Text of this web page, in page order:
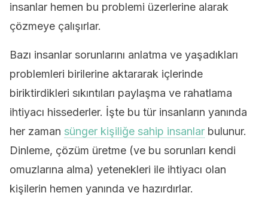
insanlar hemen bu problemi üzerlerine alarak
çözmeye çalışırlar.
Bazı insanlar sorunlarını anlatma ve yaşadıkları
problemleri birilerine aktararak içlerinde
biriktirdikleri sıkıntıları paylaşma ve rahatlama
ihtiyacı hissederler. İşte bu tür insanların yanında
her zaman sünger kişiliğe sahip insanlar bulunur.
Dinleme, çözüm üretme (ve bu sorunları kendi
omuzlarına alma) yetenekleri ile ihtiyacı olan
kişilerin hemen yanında ve hazırdırlar.